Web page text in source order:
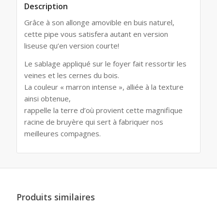
Description
Grâce à son allonge amovible en buis naturel,
cette pipe vous satisfera autant en version
liseuse qu’en version courte!
Le sablage appliqué sur le foyer fait ressortir les
veines et les cernes du bois.
La couleur « marron intense », alliée à la texture
ainsi obtenue,
rappelle la terre d’où provient cette magnifique
racine de bruyère qui sert à fabriquer nos
meilleures compagnes.
Produits similaires